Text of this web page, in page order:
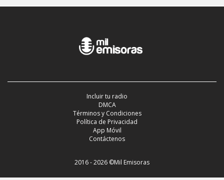
Incluir tu radio
DMCA
Términos y Condiciones
Política de Privacidad
App Móvil
Contáctenos
2016 - 2026 ©Mil Emisoras